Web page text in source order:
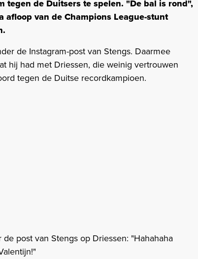
tegen de Duitsers te spelen. "De bal is rond",
van de Champions League-stunt
de Instagram-post van Stengs. Daarmee
hij had met Driessen, die weinig vertrouwen
tegen de Duitse recordkampioen.
post van Stengs op Driessen: "Hahahaha